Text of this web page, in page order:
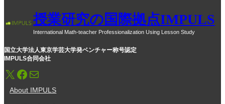
授業研究の国際拠点IMPULS
International Math-teacher Professionalization Using Lesson Study
国立大学法人東京学芸大学発ベンチャー称号認定
IMPULS合同会社
X Facebook メール
About IMPULS